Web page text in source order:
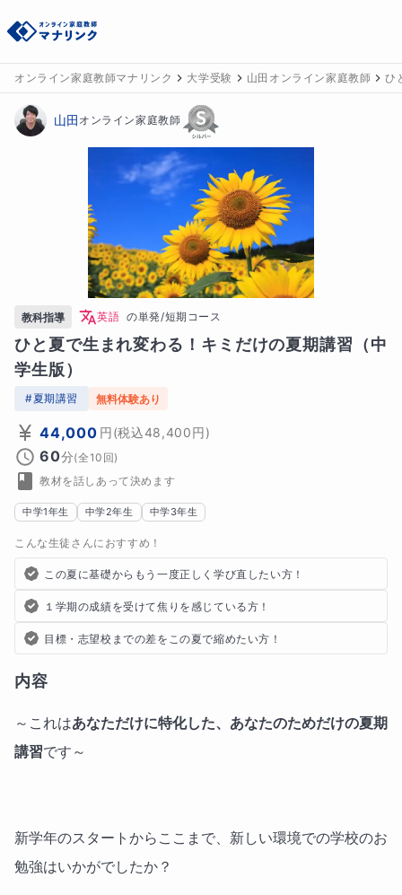
オンライン家庭教師マナリンク 大学受験 山田オンライン家庭教師 ひ
山田 オンライン家庭教師
教科指導 英語 の単発/短期コース
ひと夏で生まれ変わる！キミだけの夏期講習（中
学生版）
#夏期講習 無料体験あり
44,000 円(税込48,400円)
60分(全10 回)
教材を話しあって決めます
中学1年生 中学2年生 中学3年生
こんな生徒さんにおすすめ！
この夏に基礎からもう一度正しく学び直したい方！
１学期の成績を受けて焦りを感じている方！
目標・志望校までの差をこの夏で縮めたい方！
内容
～これはあなただけに特化した、あなたのためだけの夏期
講習です～
新学年のスタートからここまで、新しい環境での学校のお
勉強はいかがでしたか？